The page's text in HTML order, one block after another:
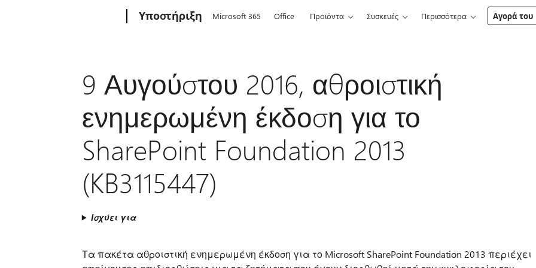
Υποστήριξη Microsoft 365 Office Προϊόντα Συσκευές Περισσότερα Αγορά του
9 Αυγούστου 2016, αθροιστική
ενημερωμένη έκδοση για το
SharePoint Foundation 2013
(KB3115447)
Ισχύει για
Τα πακέτα αθροιστική ενημερωμένη έκδοση για το Microsoft SharePoint Foundation 2013 περιέχει